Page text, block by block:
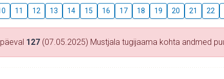
11 12 13 14 15 16 17 18 19 20 21 22
127 (07.05.2025) Mustjala tugijaama kohta andmed